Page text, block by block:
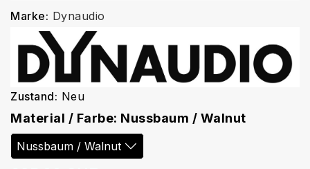
Marke: Dynaudio
Zustand: Neu
Material / Farbe: Nussbaum / Walnut